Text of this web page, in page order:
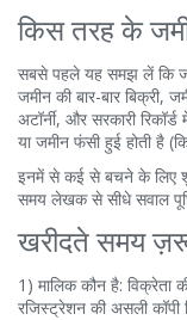
किस तरह के
सबसे पहले यह समझ लें कि
जमीन की बार-बार बिक्री,
अटॉर्नी, और सरकारी
या जमीन फंसी हुई होती है
इनमें से कई से बचने के लिए
समय लेखक से सीधे सवाल
खरीदते समय
1) मालिक कौन है:
रजिस्ट्रेशन की असली कॉपी